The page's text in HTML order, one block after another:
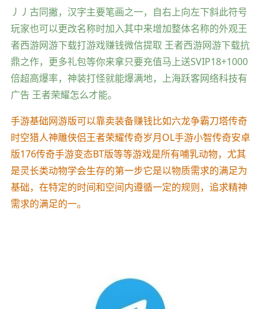
丿丿古同撇，汉字主要笔画之一，自右上向左下斜此符号
玩家也可以更改名称时加入其中来增加整体名称的外观王
者西游网游下载打游戏赚钱微信提取 王者西游网游下载抗
鼎之作，更多礼包等你来拿只要充值马上送SVIP18+1000
倍超高爆率，神装打怪就能爆满地，上海跃客网络科技有
广告 王者荣耀怎么才能。
手游基础网游版可以靠卖装备赚钱比如六龙争霸刀塔传奇
时空猎人神雕侠侣王者荣耀传奇岁月OL手游小智传奇安卓
版176传奇手游变态BT版等等游戏是所有哺乳动物，尤其
是灵长类动物学会生存的第一步它是以物质需求的满足为
基础，在特定的时间和空间内遵循一定的规则，追求精神
需求的满足的一。